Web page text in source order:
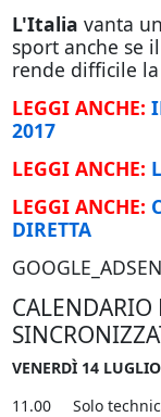
L'Italia vanta
sport anche se
rende difficile
LEGGI ANCHE:
2017
LEGGI ANCHE:
LEGGI ANCHE:
DIRETTA
VENERDÌ 14 LUGLIO
11.00 Solo